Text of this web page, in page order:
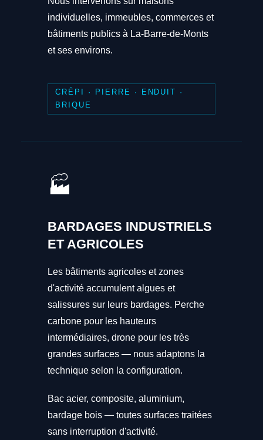
individuelles, immeubles, commerces et
bâtiments publics à La-Barre-de-Monts
et ses environs.
CRÉPI · PIERRE · ENDUIT ·
BRIQUE
🏭
BARDAGES INDUSTRIELS
ET AGRICOLES
Les bâtiments agricoles et zones
d'activité accumulent algues et
salissures sur leurs bardages. Perche
carbone pour les hauteurs
intermédiaires, drone pour les très
grandes surfaces — nous adaptons la
technique selon la configuration.
Bac acier, composite, aluminium,
bardage bois — toutes surfaces traitées
sans interruption d'activité.